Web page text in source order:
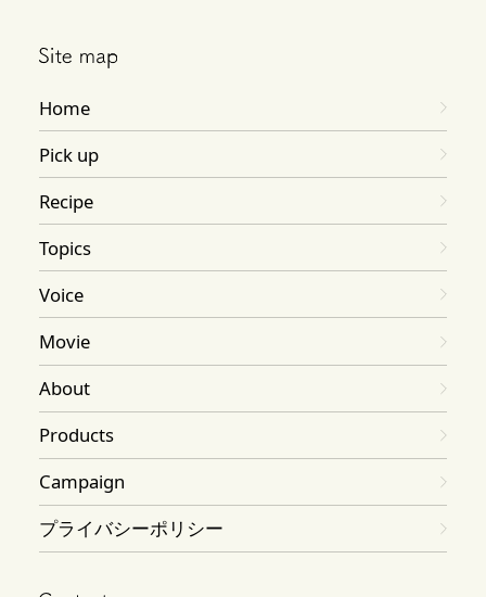
Home
Pick up
Recipe
Topics
Voice
Movie
About
Products
Campaign
プライバシーポリシー